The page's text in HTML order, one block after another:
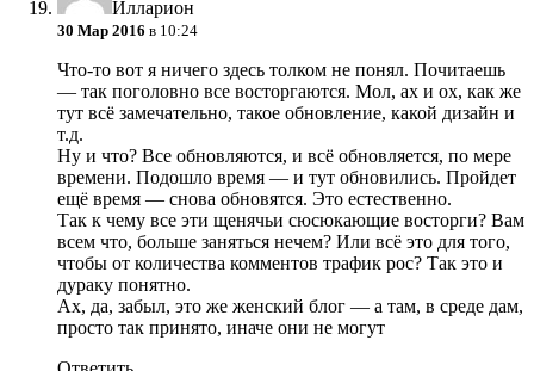
Илларион
30 Мар 2016 в 10:24
Что-то вот я ничего здесь толком не понял. Почитаешь
— так поголовно все восторгаются. Мол, ах и ох, как же
тут всё замечательно, такое обновление, какой дизайн и
т.д.
Ну и что? Все обновляются, и всё обновляется, по мере
времени. Подошло время — и тут обновились. Пройдет
ещё время — снова обновятся. Это естественно.
Так к чему все эти щенячьи сюсюкающие восторги? Вам
всем что, больше заняться нечем? Или всё это для того,
чтобы от количества комментов трафик рос? Так это и
дураку понятно.
Ах, да, забыл, это же женский блог — а там, в среде дам,
просто так принято, иначе они не могут